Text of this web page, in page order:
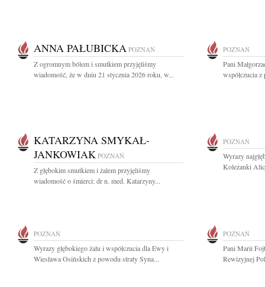
ANNA PAŁUBICKA POZNAŃ
Z ogromnym bólem i smutkiem przyjęliśmy
wiadomość, że w dniu 21 stycznia 2026 roku, w...
POZNAŃ
Pani
współczucia
KATARZYNA SMYKAŁ-
JANKOWIAK POZNAŃ
Z głębokim smutkiem i żalem przyjęliśmy
wiadomość o śmierci: dr n. med. Katarzyny...
POZNAŃ
Wyrazy
Koleżanki
POZNAŃ
Wyrazy głębokiego żalu i współczucia dla Ewy i
Wiesława Osińskich z powodu straty Syna...
POZNAŃ
Pani Marii
Rewizyjnej